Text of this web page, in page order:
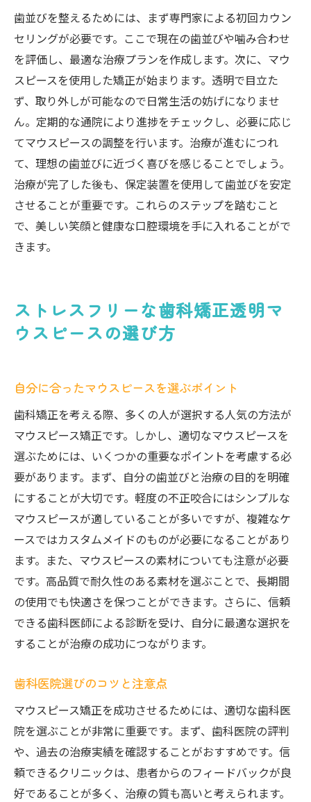
歯並びを整えるためには、まず専門家による初回カウン
セリングが必要です。ここで現在の歯並びや噛み合わせ
を評価し、最適な治療プランを作成します。次に、マウ
スピースを使用した矯正が始まります。透明で目立た
ず、取り外しが可能なので日常生活の妨げになりませ
ん。定期的な通院により進捗をチェックし、必要に応じ
てマウスピースの調整を行います。治療が進むにつれ
て、理想の歯並びに近づく喜びを感じることでしょう。
治療が完了した後も、保定装置を使用して歯並びを安定
させることが重要です。これらのステップを踏むこと
で、美しい笑顔と健康な口腔環境を手に入れることがで
きます。
ストレスフリーな歯科矯正透明マ
ウスピースの選び方
自分に合ったマウスピースを選ぶポイント
歯科矯正を考える際、多くの人が選択する人気の方法が
マウスピース矯正です。しかし、適切なマウスピースを
選ぶためには、いくつかの重要なポイントを考慮する必
要があります。まず、自分の歯並びと治療の目的を明確
にすることが大切です。軽度の不正咬合にはシンプルな
マウスピースが適していることが多いですが、複雑なケ
ースではカスタムメイドのものが必要になることがあり
ます。また、マウスピースの素材についても注意が必要
です。高品質で耐久性のある素材を選ぶことで、長期間
の使用でも快適さを保つことができます。さらに、信頼
できる歯科医師による診断を受け、自分に最適な選択を
することが治療の成功につながります。
歯科医院選びのコツと注意点
マウスピース矯正を成功させるためには、適切な歯科医
院を選ぶことが非常に重要です。まず、歯科医院の評判
や、過去の治療実績を確認することがおすすめです。信
頼できるクリニックは、患者からのフィードバックが良
好であることが多く、治療の質も高いと考えられます。